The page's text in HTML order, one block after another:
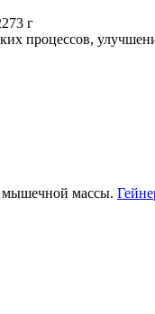
г
процессов,
мышечной массы.